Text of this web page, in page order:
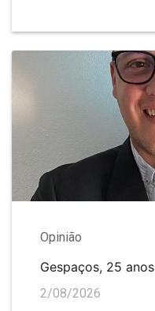
Opinião
Gespaços, 25 anos
2/08/2026